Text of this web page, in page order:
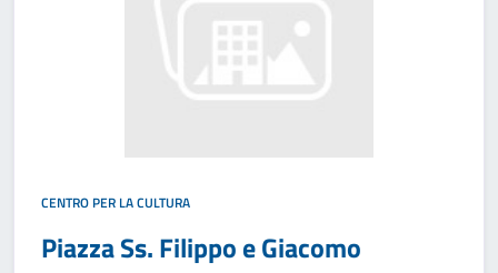
CENTRO PER LA CULTURA
Piazza Ss. Filippo e Giacomo